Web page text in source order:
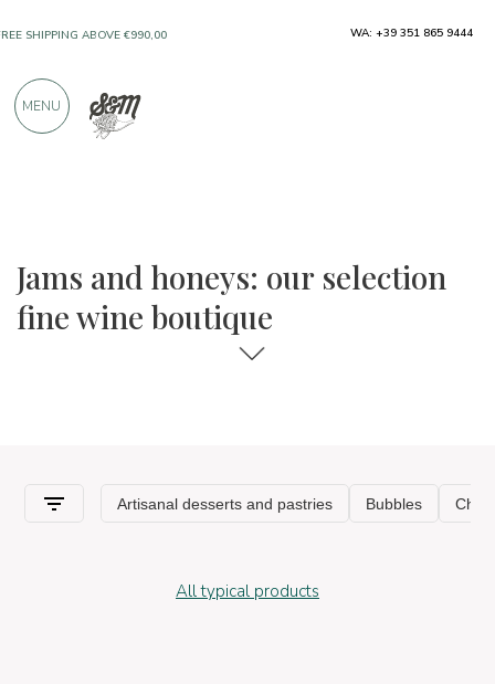
Jams and honeys: our selection
fine wine boutique
All typical products
SHIPPING ABOVE €990,00
PRODUCTS FROM EXCELLENT
WA: +39 351 865 9444
MENU